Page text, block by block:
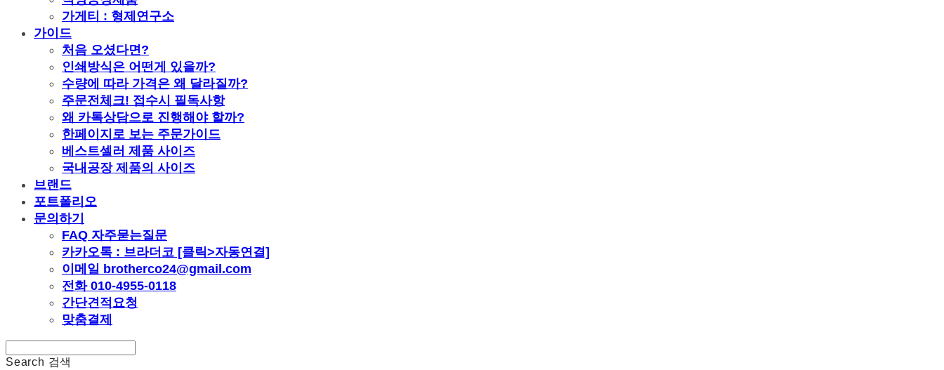
가게티 : 형제연구소
가이드
처음 오셨다면?
인쇄방식은 어떤게 있을까?
수량에 따라 가격은 왜 달라질까?
주문전체크! 접수시 필독사항
왜 카톡상담으로 진행해야 할까?
한페이지로 보는 주문가이드
베스트셀러 제품 사이즈
국내공장 제품의 사이즈
브랜드
포트폴리오
문의하기
FAQ 자주묻는질문
카카오톡 : 브라더코 [클릭>자동연결]
이메일 brotherco24@gmail.com
전화 010-4955-0118
간단견적요청
맞춤결제
Search 검색